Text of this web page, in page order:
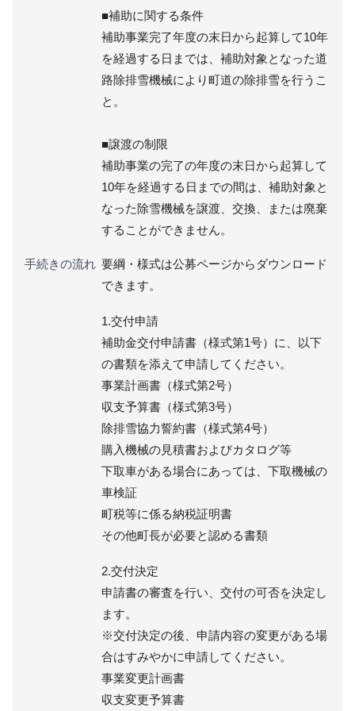
■補助に関する条件
補助事業完了年度の末日から起算して10年
を経過する日までは、補助対象となった道
路除排雪機械により町道の除排雪を行うこ
と。
■譲渡の制限
補助事業の完了の年度の末日から起算して
10年を経過する日までの間は、補助対象と
なった除雪機械を譲渡、交換、または廃棄
することができません。
手続きの流れ 要綱・様式は公募ページからダウンロード
できます。
1.交付申請
補助金交付申請書（様式第1号）に、以下
の書類を添えて申請してください。
事業計画書（様式第2号）
収支予算書（様式第3号）
除排雪協力誓約書（様式第4号）
購入機械の見積書およびカタログ等
下取車がある場合にあっては、下取機械の
車検証
町税等に係る納税証明書
その他町長が必要と認める書類
2.交付決定
申請書の審査を行い、交付の可否を決定し
ます。
※交付決定の後、申請内容の変更がある場
合はすみやかに申請してください。
事業変更計画書
収支変更予算書